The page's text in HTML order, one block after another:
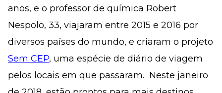
anos, e o professor de química Robert
Nespolo, 33, viajaram entre 2015 e 2016 por
diversos países do mundo, e criaram o projeto
Sem CEP, uma espécie de diário de viagem
pelos locais em que passaram. Neste janeiro